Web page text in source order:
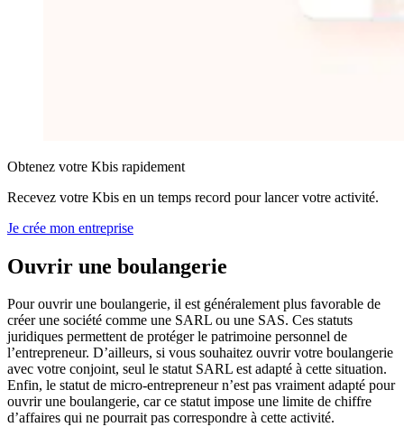
Obtenez votre Kbis rapidement
Recevez votre Kbis en un temps record pour lancer votre activité.
Je crée mon entreprise
Ouvrir une boulangerie
Pour ouvrir une boulangerie, il est généralement plus favorable de
créer une société comme une SARL ou une SAS. Ces statuts
juridiques permettent de protéger le patrimoine personnel de
l’entrepreneur. D’ailleurs, si vous souhaitez ouvrir votre boulangerie
avec votre conjoint, seul le statut SARL est adapté à cette situation.
Enfin, le statut de micro-entrepreneur n’est pas vraiment adapté pour
ouvrir une boulangerie, car ce statut impose une limite de chiffre
d’affaires qui ne pourrait pas correspondre à cette activité.